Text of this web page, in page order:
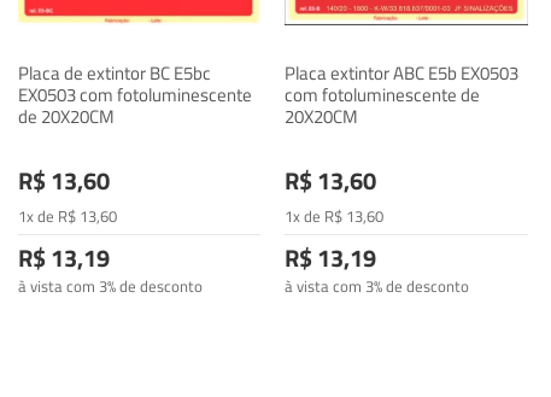
Placa de extintor BC E5bc
EX0503 com fotoluminescente
de 20X20CM
R$ 13,60
1x de R$ 13,60
R$ 13,19
à vista com 3% de desconto
Placa extintor ABC E5b EX0503
com fotoluminescente de
20X20CM
R$ 13,60
1x de R$ 13,60
R$ 13,19
à vista com 3% de desconto